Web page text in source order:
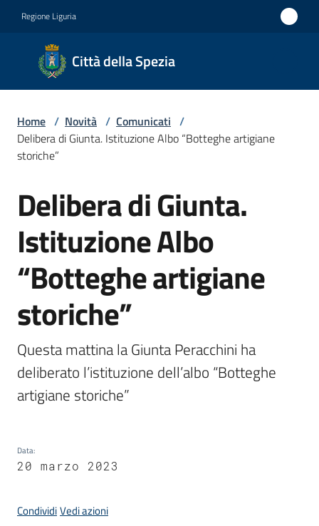
Regione Liguria
Città della Spezia
Città
della
Medaglia
d'oro al
Civile
Medaglia
d'argento
al Valor
Militare
Amministrazione
Novità
Servizi
Comune
Home / Novità / Comunicati /
Delibera di Giunta. Istituzione Albo “Botteghe artigiane
storiche”
Salta al contenuto
Delibera di Giunta.
Istituzione Albo
“Botteghe artigiane
storiche”
Questa mattina la Giunta Peracchini ha
deliberato l’istituzione dell’albo “Botteghe
artigiane storiche”
Data:
20 marzo 2023
CondividiVedi azioni